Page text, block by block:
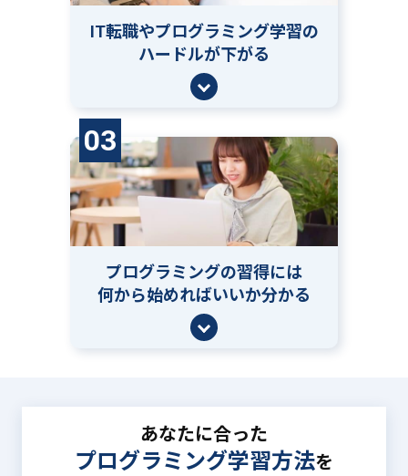
IT転職やプログラミング学習の
ハードルが下がる
03
プログラミングの習得には
何から始めればいいか分かる
あなたに合った
プログラミング学習方法を